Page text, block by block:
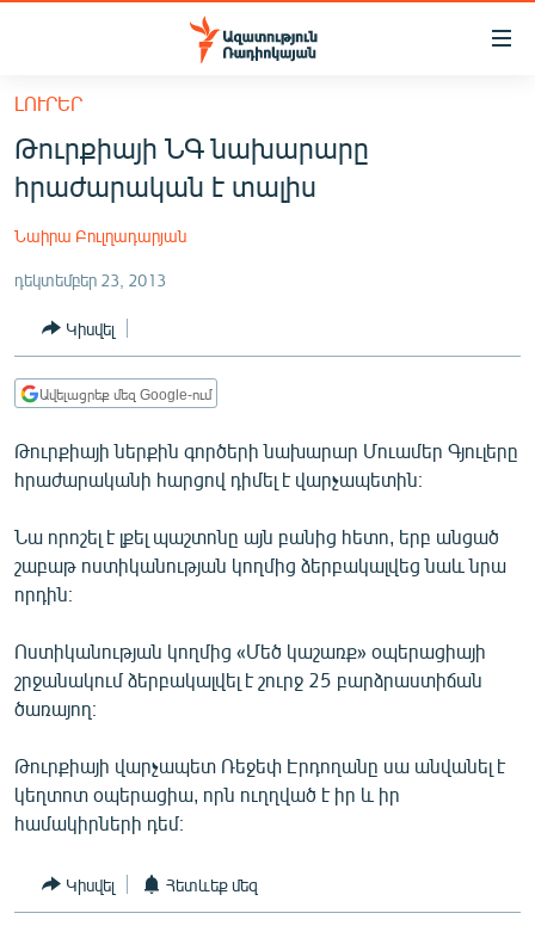
Մատչելիության
հիմնական
բովանդակությանը
Անցնել
հիմնական
մենյուին
ՀԱՅԱՍՏԱՆ
ՔԱՂԱՔԱԿԱՆ
ԸՆՏՐՈՒԹՅՈՒՆՆԵՐ 2026
ԻՐԱՎՈՒՆՔ
ՀԱՍԱՐԱԿՈՒԹՅՈՒՆ
ՏՆՏԵՍՈՒԹՅՈՒՆ
ՊԱՏԵՐԱԶՄԻ 6 ՇԱԲԱԹՆԵՐԸ
ՄԻՋԱԶԳԱՅԻՆ
ՄՇԱԿՈՒՅԹ
ՍՊՈՐՏ
ՄԵԿՆԱԲԱՆՈՒԹՅՈՒՆ
ՏՏ ԵՒ ԻՆՏԵՐՆԵՏ
ԿՈՐՈՆԱՎԻՐՈՒՍ
ԱՐԽԻՎ
ԲԱՆԱՎԵՃ
ԼՈՒՐԵՐ
Թուրքիայի ՆԳ նախարարը
հրաժարական է տալիս
Նաիրա Բուլղադարյան
դեկտեմբեր 23, 2013
Կիսվել
Ավելացրեք մեզ Google-ում
Թուրքիայի ներքին գործերի նախարար Մուամեր Գյուլերը
հրաժարականի հարցով դիմել է վարչապետին։
Նա որոշել է լքել պաշտոնը այն բանից հետո, երբ անցած
շաբաթ ոստիկանության կողմից ձերբակալվեց նաև նրա
որդին։
Ոստիկանության կողմից «Մեծ կաշառք» օպերացիայի
շրջանակում ձերբակալվել է շուրջ 25 բարձրաստիճան
ծառայող։
Թուրքիայի վարչապետ Ռեջեփ Էրդողանը սա անվանել է
կեղտոտ օպերացիա, որն ուղղված է իր և իր
համակիրների դեմ։
Կիսվել Հետևեք մեզ